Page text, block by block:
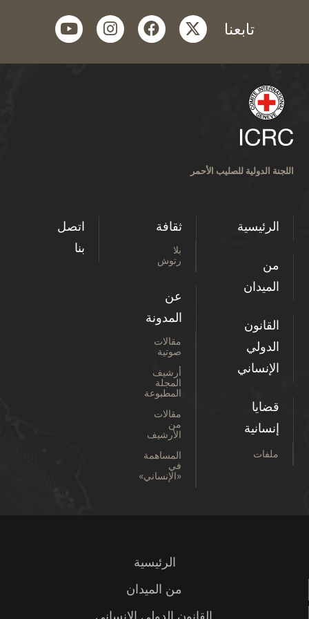
تابعنا twitter
facebook
instagram
youtube
اللجنة الدولية للصليب الأحمر
الرئيسية
من
الميدان
القانون
الدولي
الإنساني
قضايا
إنسانية
ملفات
ثقافة
بلا
رتوش
عن
المدونة
مقالات
صوتية
أرشيف
المجلة
المطبوعة
مقالات
من
الأرشيف
المساهمة
في
«الإنساني»
اتصل
بنا
الرئيسية
من الميدان
القانون الدولي الإنساني